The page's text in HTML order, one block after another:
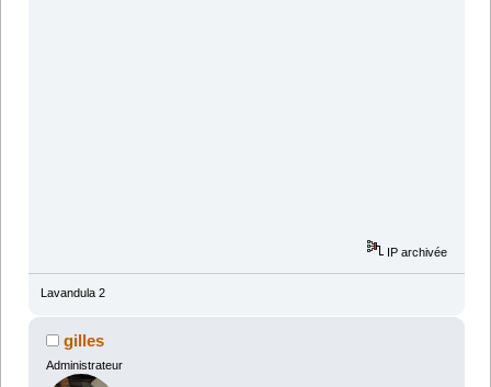
IP archivée
Lavandula 2
gilles
Administrateur